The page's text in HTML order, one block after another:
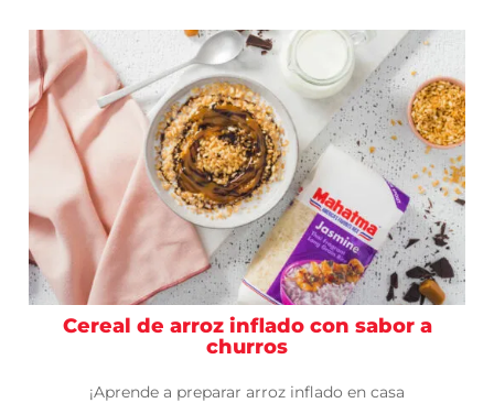
Cereal de arroz inflado con sabor a
churros
¡Aprende a preparar arroz inflado en casa